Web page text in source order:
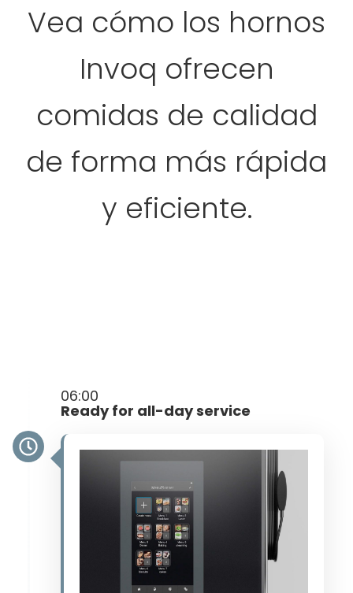
Vea cómo los hornos
Invoq ofrecen
comidas de calidad
de forma más rápida
y eficiente.
06:00
Ready for all-day service